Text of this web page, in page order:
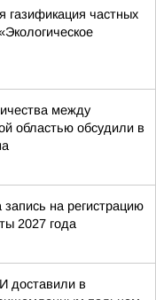
газификация частных
между
областью обсудили в
на регистрацию
2027 года
доставили в